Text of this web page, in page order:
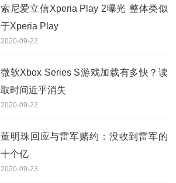
索尼爱立信Xperia Play 2曝光 整体类似
于Xperia Play
2020-09-22
微软Xbox Series S游戏加载有多快？读
取时间近乎消失
2020-09-22
董明珠回应与雷军赌约：没收到雷军的
十个亿
2020-09-23